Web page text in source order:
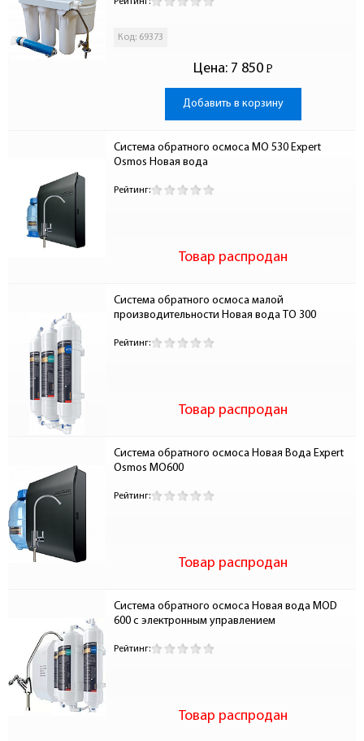
Код: 69373
Цена: 7 850 Р
-
Добавить в корзину
Система обратного осмоса MO 530 Expert
Osmos Новая вода
Рейтинг:
Товар распродан
Система обратного осмоса малой
производительности Новая вода TO 300
Рейтинг:
Товар распродан
Система обратного осмоса Новая Вода Expert
Osmos МО600
Рейтинг:
Товар распродан
Система обратного осмоса Новая вода MOD
600 с электронным управлением
Рейтинг:
Товар распродан